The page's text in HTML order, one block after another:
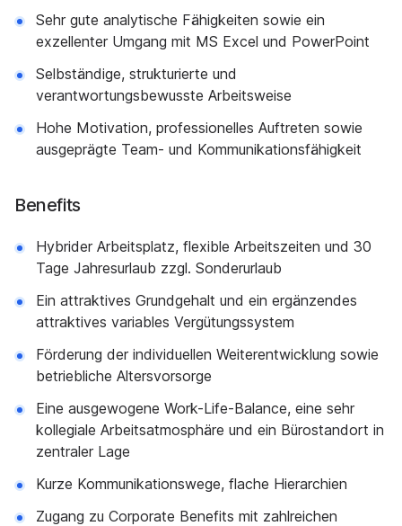
Sehr gute analytische Fähigkeiten sowie ein
exzellenter Umgang mit MS Excel und PowerPoint
Selbständige, strukturierte und
verantwortungsbewusste Arbeitsweise
Hohe Motivation, professionelles Auftreten sowie
ausgeprägte Team- und Kommunikationsfähigkeit
Benefits
Hybrider Arbeitsplatz, flexible Arbeitszeiten und 30
Tage Jahresurlaub zzgl. Sonderurlaub
Ein attraktives Grundgehalt und ein ergänzendes
attraktives variables Vergütungssystem
Förderung der individuellen Weiterentwicklung sowie
betriebliche Altersvorsorge
Eine ausgewogene Work-Life-Balance, eine sehr
kollegiale Arbeitsatmosphäre und ein Bürostandort in
zentraler Lage
Kurze Kommunikationswege, flache Hierarchien
Zugang zu Corporate Benefits mit zahlreichen